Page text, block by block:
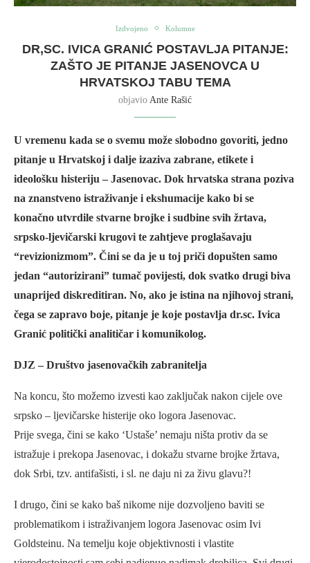
Izdvojeno Kolumne
DR,SC. IVICA GRANIĆ POSTAVLJA PITANJE:
ZAŠTO JE PITANJE JASENOVCA U
HRVATSKOJ TABU TEMA
objavio Ante Rašić
U vremenu kada se o svemu može slobodno govoriti, jedno
pitanje u Hrvatskoj i dalje izaziva zabrane, etikete i
ideološku histeriju – Jasenovac. Dok hrvatska strana poziva
na znanstveno istraživanje i ekshumacije kako bi se
konačno utvrdile stvarne brojke i sudbine svih žrtava,
srpsko-ljevičarski krugovi te zahtjeve proglašavaju
“revizionizmom”. Čini se da je u toj priči dopušten samo
jedan “autorizirani” tumač povijesti, dok svatko drugi biva
unaprijed diskreditiran. No, ako je istina na njihovoj strani,
čega se zapravo boje, pitanje je koje postavlja dr.sc. Ivica
Granić politički analitičar i komunikolog.
DJZ – Društvo jasenovačkih zabranitelja
Na koncu, što možemo izvesti kao zaključak nakon cijele ove
srpsko – ljevičarske histerije oko logora Jasenovac.
Prije svega, čini se kako ‘Ustaše’ nemaju ništa protiv da se
istražuje i prekopa Jasenovac, i dokažu stvarne brojke žrtava,
dok Srbi, tzv. antifašisti, i sl. ne daju ni za živu glavu?!
I drugo, čini se kako baš nikome nije dozvoljeno baviti se
problematikom i istraživanjem logora Jasenovac osim Ivi
Goldsteinu. Na temelju koje objektivnosti i vlastite